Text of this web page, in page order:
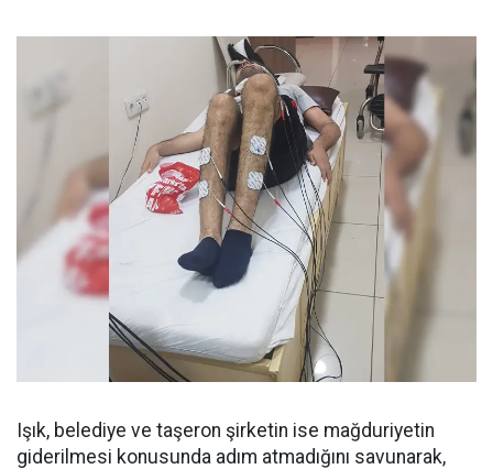
Işık, belediye ve taşeron şirketin ise mağduriyetin
giderilmesi konusunda adım atmadığını savunarak,